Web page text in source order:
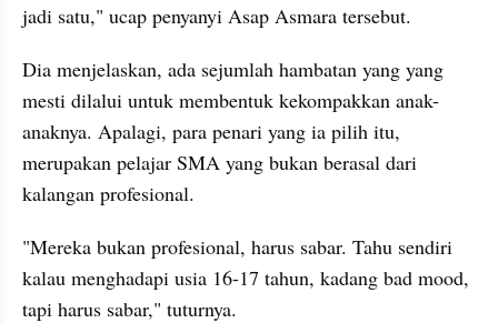
jadi satu," ucap penyanyi Asap Asmara tersebut.
Dia menjelaskan, ada sejumlah hambatan yang yang
mesti dilalui untuk membentuk kekompakkan anak-
anaknya. Apalagi, para penari yang ia pilih itu,
merupakan pelajar SMA yang bukan berasal dari
kalangan profesional.
"Mereka bukan profesional, harus sabar. Tahu sendiri
kalau menghadapi usia 16-17 tahun, kadang bad mood,
tapi harus sabar," tuturnya.